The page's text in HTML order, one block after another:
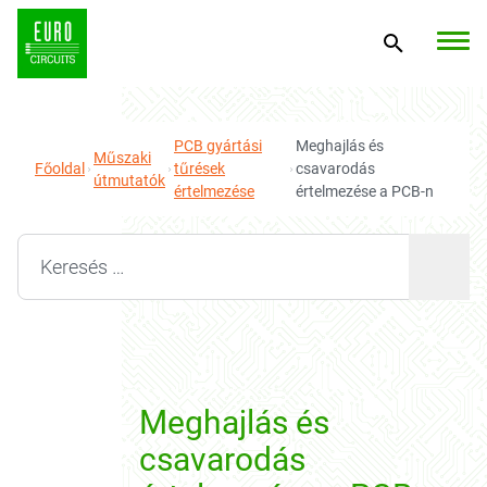
Főoldal
Műszaki
útmutatók
PCB gyártási
tűrések
értelmezése
Meghajlás és
csavarodás
értelmezése a PCB-n
Search for:
Meghajlás és
csavarodás